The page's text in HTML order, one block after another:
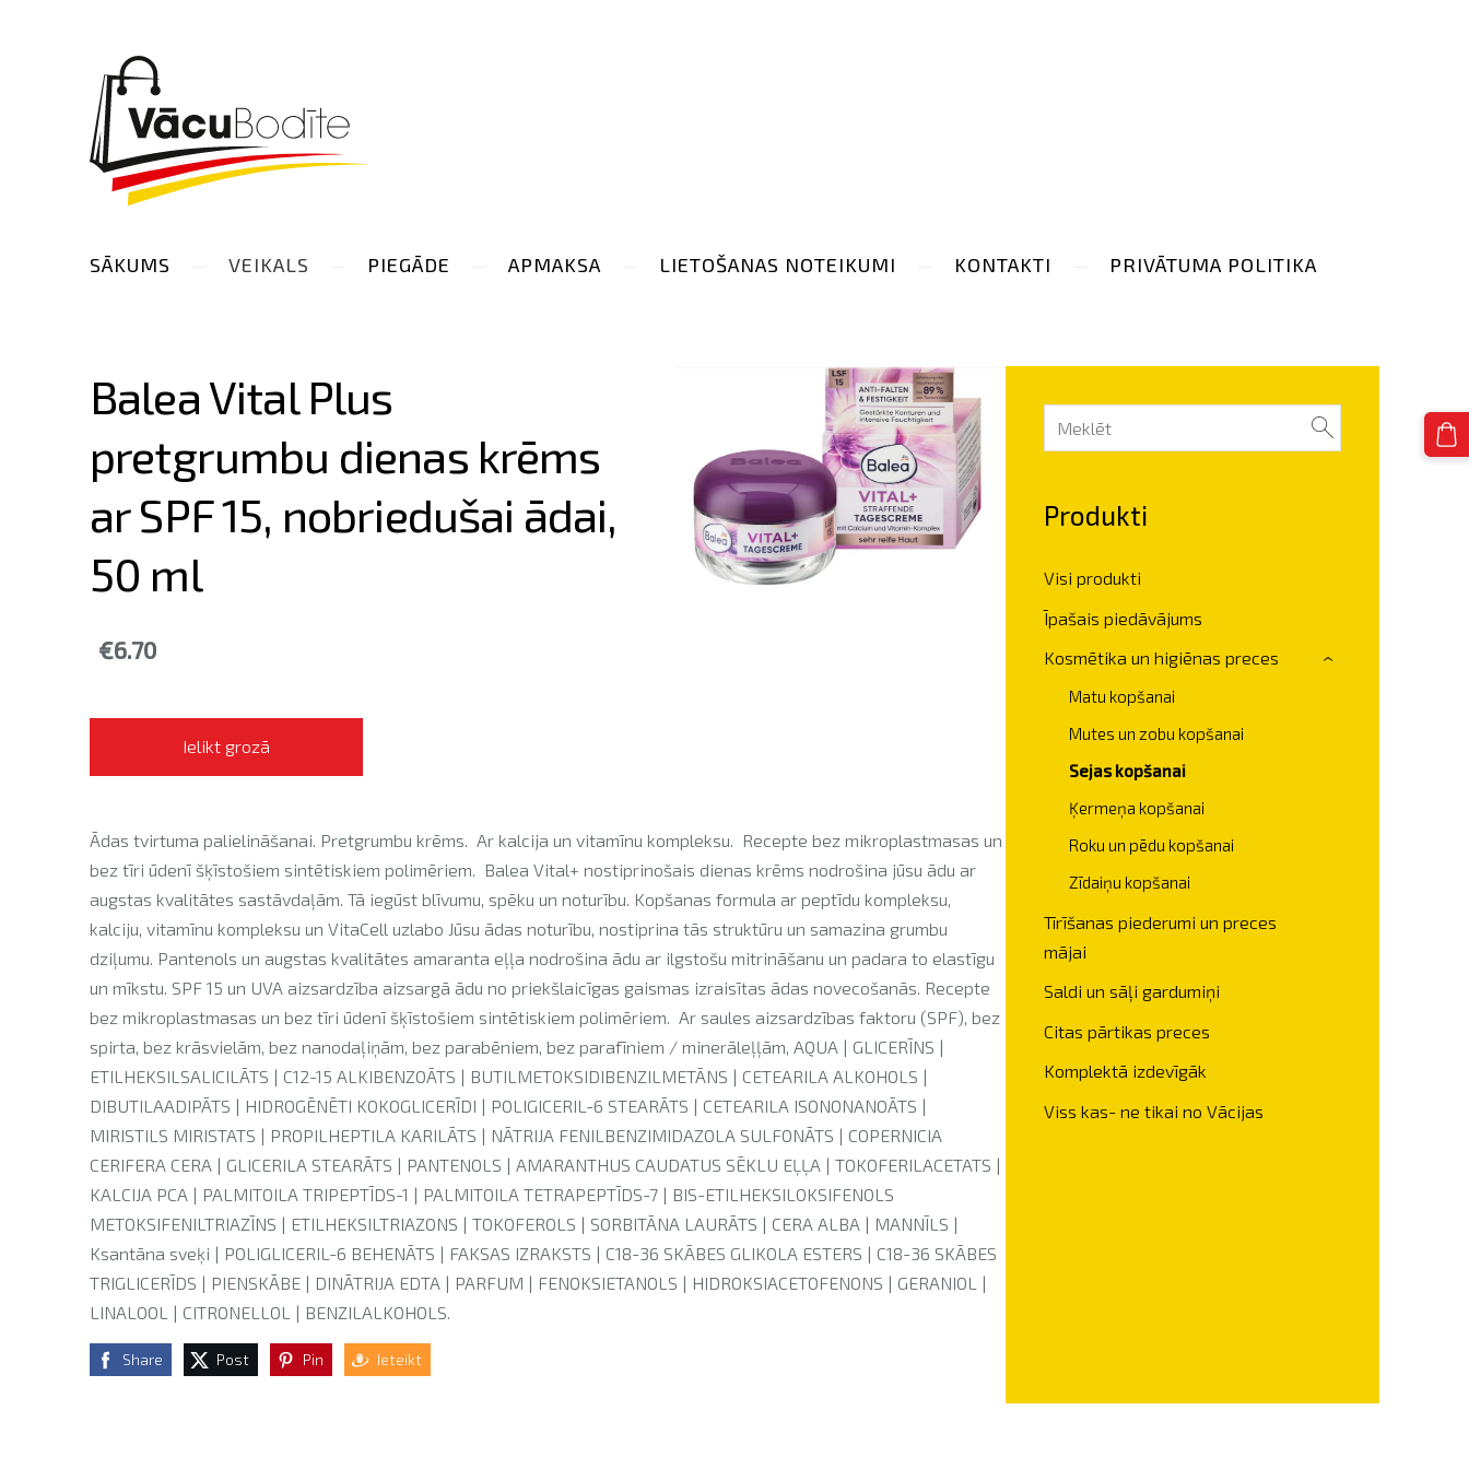
SĀKUMS VEIKALS PIEGĀDE APMAKSA LIETOŠANAS NOTEIKUMI KONTAKTI PRIVĀTUMA POLITIKA
Produkti
Visi produkti
Īpašais piedāvājums
Kosmētika un higiēnas preces
Matu kopšanai
Mutes un zobu kopšanai
Sejas kopšanai
Ķermeņa kopšanai
Roku un pēdu kopšanai
Zīdaiņu kopšanai
›
Tīrīšanas piederumi un preces
mājai
Saldi un sāļi gardumiņi
Citas pārtikas preces
Komplektā izdevīgāk
Viss kas- ne tikai no Vācijas
Balea Vital Plus
pretgrumbu dienas krēms
ar SPF 15, nobriedušai ādai,
50 ml
€6.70
Ielikt grozā
Ādas tvirtuma palielināšanai. Pretgrumbu krēms. Ar kalcija un vitamīnu kompleksu. Recepte bez mikroplastmasas un
bez tīri ūdenī šķīstošiem sintētiskiem polimēriem. Balea Vital+ nostiprinošais dienas krēms nodrošina jūsu ādu ar
augstas kvalitātes sastāvdaļām. Tā iegūst blīvumu, spēku un noturību. Kopšanas formula ar peptīdu kompleksu,
kalciju, vitamīnu kompleksu un VitaCell uzlabo Jūsu ādas noturību, nostiprina tās struktūru un samazina grumbu
dziļumu. Pantenols un augstas kvalitātes amaranta eļļa nodrošina ādu ar ilgstošu mitrināšanu un padara to elastīgu
un mīkstu. SPF 15 un UVA aizsardzība aizsargā ādu no priekšlaicīgas gaismas izraisītas ādas novecošanās. Recepte
bez mikroplastmasas un bez tīri ūdenī šķīstošiem sintētiskiem polimēriem. Ar saules aizsardzības faktoru (SPF), bez
spirta, bez krāsvielām, bez nanodaļiņām, bez parabēniem, bez parafīniem / minerāleļļām, AQUA | GLICERĪNS |
ETILHEKSILSALICILĀTS | C12-15 ALKIBENZOĀTS | BUTILMETOKSIDIBENZILMETĀNS | CETEARILA ALKOHOLS |
DIBUTILAADIPĀTS | HIDROGĒNĒTI KOKOGLICERĪDI | POLIGICERIL-6 STEARĀTS | CETEARILA ISONONANOĀTS |
MIRISTILS MIRISTATS | PROPILHEPTILA KARILĀTS | NĀTRIJA FENILBENZIMIDAZOLA SULFONĀTS | COPERNICIA
CERIFERA CERA | GLICERILA STEARĀTS | PANTENOLS | AMARANTHUS CAUDATUS SĒKLU EĻĻA | TOKOFERILACETATS |
KALCIJA PCA | PALMITOILA TRIPEPTĪDS-1 | PALMITOILA TETRAPEPTĪDS-7 | BIS-ETILHEKSILOKSIFENOLS
METOKSIFENILTRIAZĪNS | ETILHEKSILTRIAZONS | TOKOFEROLS | SORBITĀNA LAURĀTS | CERA ALBA | MANNĪLS |
Ksantāna sveķi | POLIGLICERIL-6 BEHENĀTS | FAKSAS IZRAKSTS | C18-36 SKĀBES GLIKOLA ESTERS | C18-36 SKĀBES
TRIGLICERĪDS | PIENSKĀBE | DINĀTRIJA EDTA | PARFUM | FENOKSIETANOLS | HIDROKSIACETOFENONS | GERANIOL |
LINALOOL | CITRONELLOL | BENZILALKOHOLS.
Share Post Pin Ieteikt